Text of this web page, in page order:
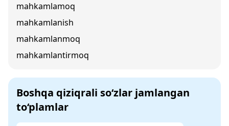
mahkamlamoq
mahkamlanish
mahkamlanmoq
mahkamlantirmoq
Boshqa qiziqrali so‘zlar jamlangan
to‘plamlar